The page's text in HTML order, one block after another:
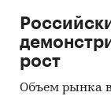
1.
фермы
По проекту
молочно-
рост
Объем рынка